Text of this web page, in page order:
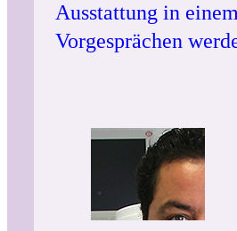
Ausstattung in
Vorgesprächen